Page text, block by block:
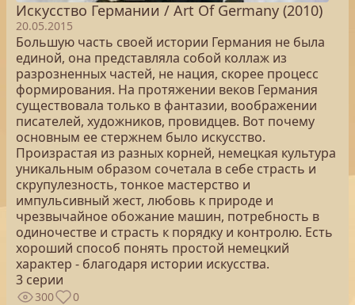
Искусство Германии / Art Of Germany (2010)
20.05.2015
Большую часть своей истории Германия не была
единой, она представляла собой коллаж из
разрозненных частей, не нация, скорее процесс
формирования. На протяжении веков Германия
существовала только в фантазии, воображении
писателей, художников, провидцев. Вот почему
основным ее стержнем было искусство.
Произрастая из разных корней, немецкая культура
уникальным образом сочетала в себе страсть и
скрупулезность, тонкое мастерство и
импульсивный жест, любовь к природе и
чрезвычайное обожание машин, потребность в
одиночестве и страсть к порядку и контролю. Есть
хороший способ понять простой немецкий
характер - благодаря истории искусства.
3 серии
300 0